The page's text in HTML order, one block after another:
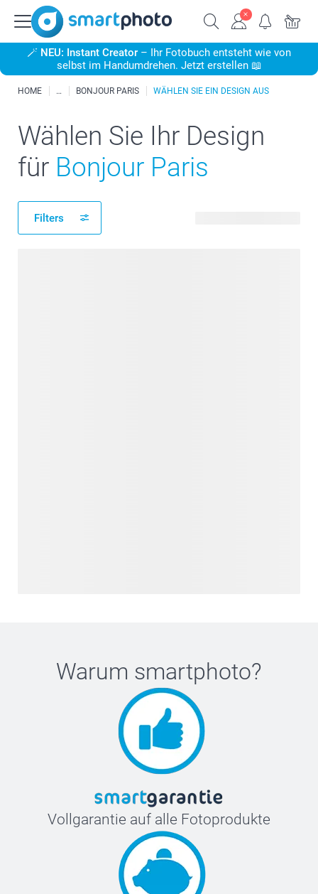
🪄 NEU: Instant Creator – Ihr Fotobuch entsteht wie von
selbst im Handumdrehen. Jetzt erstellen 📖
HOME BONJOUR PARIS WÄHLEN SIE EIN DESIGN AUS
Wählen Sie Ihr Design
für Bonjour Paris
Filters
Warum smartphoto?
Vollgarantie auf alle Fotoprodukte